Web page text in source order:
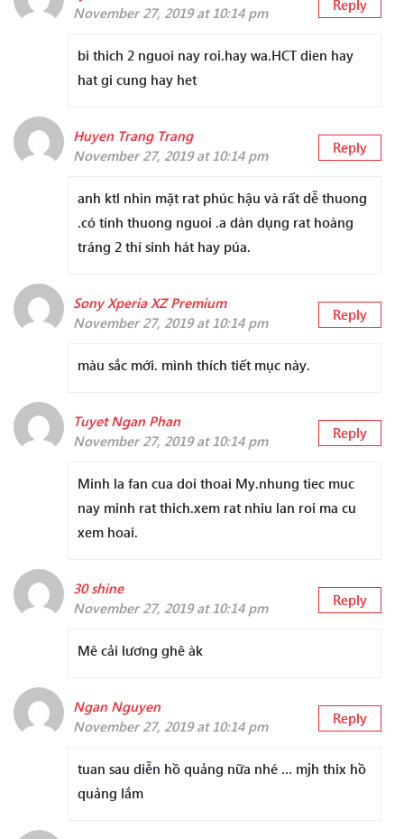
November 27, 2019 at 10:14 pm
Reply
bi thich 2 nguoi nay roi.hay wa.HCT dien hay
hat gi cung hay het
Huyen Trang Trang
November 27, 2019 at 10:14 pm
Reply
anh ktl nhìn mặt rat phúc hậu và rất dễ thuong
.có tính thuong nguoi .a dàn dụng rat hoàng
tráng 2 thí sinh hát hay púa.
Sony Xperia XZ Premium
November 27, 2019 at 10:14 pm
Reply
màu sắc mới. mình thích tiết mục này.
Tuyet Ngan Phan
November 27, 2019 at 10:14 pm
Reply
Minh la fan cua doi thoai My.nhung tiec muc
nay minh rat thich.xem rat nhiu lan roi ma cu
xem hoai.
30 shine
November 27, 2019 at 10:14 pm
Reply
Mê cải lương ghê àk
Ngan Nguyen
November 27, 2019 at 10:14 pm
Reply
tuan sau diễn hồ quảng nữa nhé … mjh thix hồ
quảng lắm